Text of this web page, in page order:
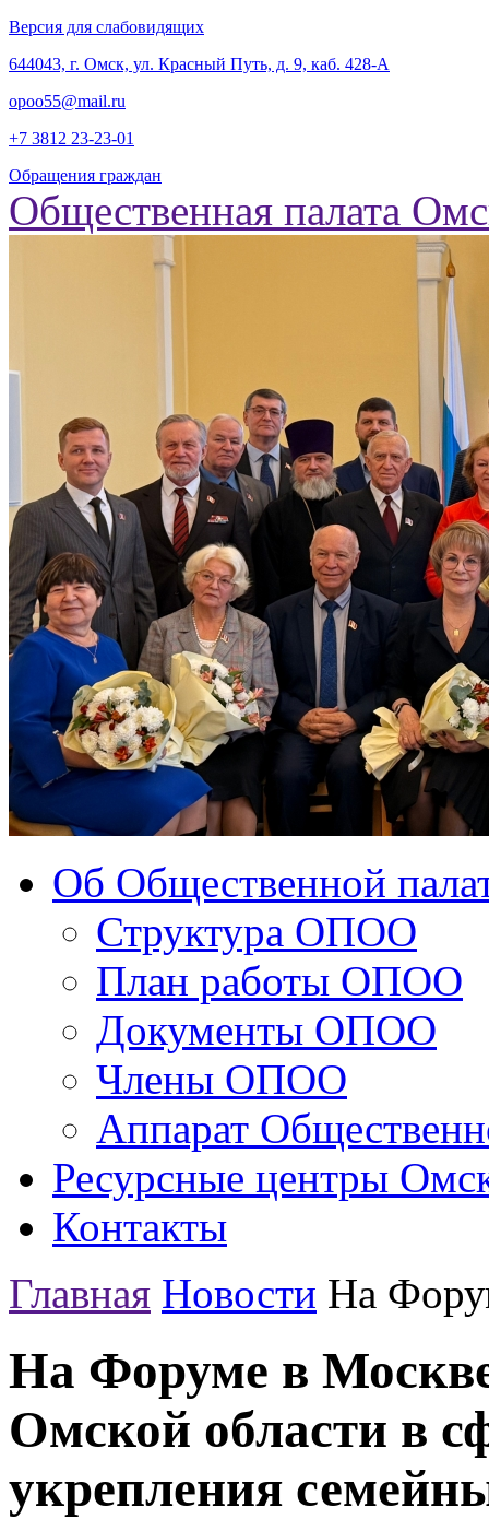
Версия для слабовидящих
‎644043, г. Омск, ул. Красный Путь, д. 9, каб. 428-А
opoo55@mail.ru
+7 3812 23-23-01
Обращения граждан
Общественная палата
Об Общественной
Структура ОПОО
План работы ОПОО
Документы ОПОО
Члены ОПОО
Аппарат
Ресурсные центры
Контакты
Главная Новости На
На Форуме в
Омской области в
укрепления